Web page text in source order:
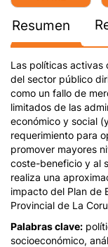
Resumen
Las políticas activas
del sector público
como un fallo de
limitados de las
económico y social
requerimiento para
promover mayores
coste-beneficio y al
realiza una
impacto del Plan de
Provincial de La
Palabras clave:
socioeconómico,